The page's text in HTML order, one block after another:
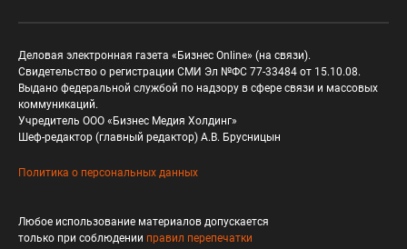
Деловая электронная газета «Бизнес Online» (на связи).
Свидетельство о регистрации СМИ Эл №ФС 77-33484 от 15.10.08.
Выдано федеральной службой по надзору в сфере связи и массовых
коммуникаций.
Учредитель ООО «Бизнес Медия Холдинг»
Шеф-редактор (главный редактор) А.В. Брусницын
Политика о персональных данных
Любое использование материалов допускается
только при соблюдении правил перепечатки